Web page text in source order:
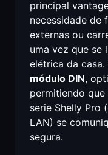
principal
necessidade de
externas ou
uma vez que se
elétrica da
módulo DIN,
permitiendo
serie Shelly Pro
LAN) se
segura.